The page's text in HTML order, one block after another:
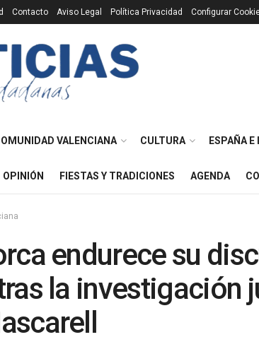
Contacto Aviso Legal Política Privacidad Configurar
VALENCIANA CULTURA ESPAÑA
OPINIÓN FIESTAS Y TRADICIONES AGENDA
endurece su
la investigación